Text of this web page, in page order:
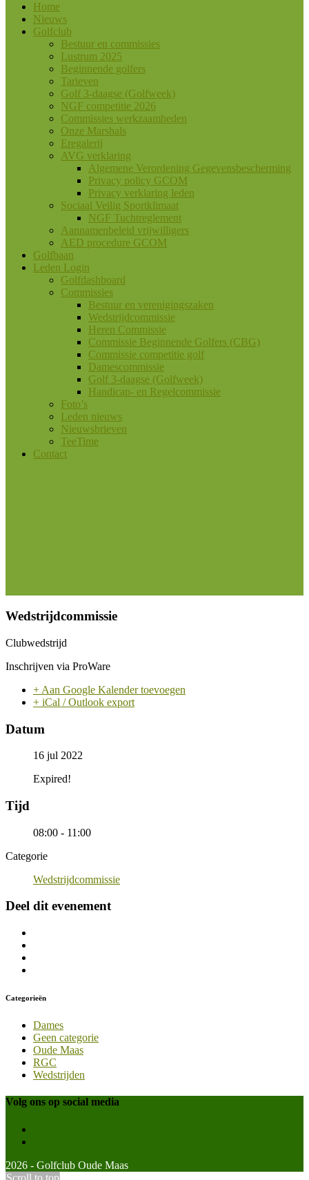
Home
Nieuws
Golfclub
Bestuur en commissies
Lustrum 2025
Beginnende golfers
Tarieven
Golf 3-daagse (Golfweek)
NGF competitie 2026
Commissies werkzaamheden
Onze Marshals
Eregalerij
AVG verklaring
Algemene Verordening Gegevensbescherming
Privacy policy GCOM
Privacy verklaring leden
Sociaal Veilig Sportklimaat
NGF Tuchtreglement
Aannamenbeleid vrijwilligers
AED procedure GCOM
Golfbaan
Leden Login
Golfdashboard
Commissies
Bestuur en verenigingszaken
Wedstrijdcommissie
Heren Commissie
Commissie Beginnende Golfers (CBG)
Commissie competitie golf
Damescommissie
Golf 3-daagse (Golfweek)
Handicap- en Regelcommissie
Foto’s
Leden nieuws
Nieuwsbrieven
TeeTime
Contact
Wedstrijdcommissie
Clubwedstrijd
Inschrijven via ProWare
+ Aan Google Kalender toevoegen
+ iCal / Outlook export
Datum
16 jul 2022
Expired!
Tijd
08:00 - 11:00
Categorie
Wedstrijdcommissie
Deel dit evenement
Categorieën
Dames
Geen categorie
Oude Maas
RGC
Wedstrijden
Volg ons op social media
2026 - Golfclub Oude Maas
Scroll to top